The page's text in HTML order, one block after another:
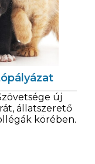
új
állatszerető
körében.